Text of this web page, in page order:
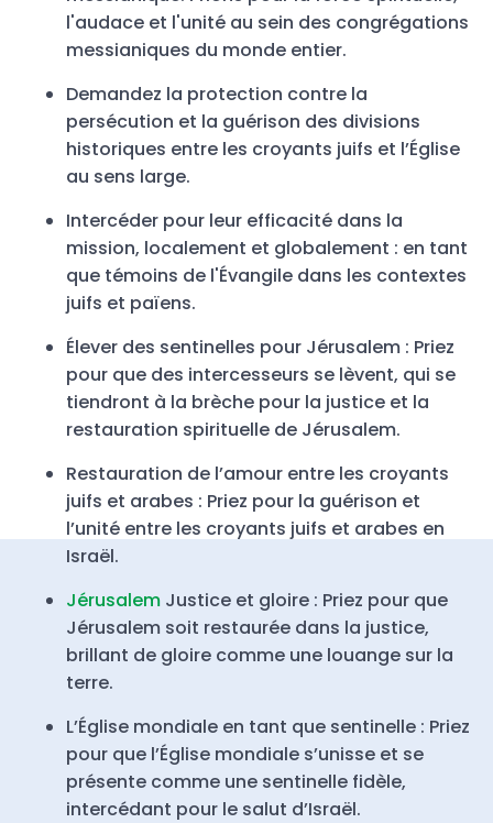
l'audace et l'unité au sein des congrégations
messianiques du monde entier.
Demandez la protection contre la
persécution et la guérison des divisions
historiques entre les croyants juifs et l’Église
au sens large.
Intercéder pour leur efficacité dans la
mission, localement et globalement : en tant
que témoins de l'Évangile dans les contextes
juifs et païens.
Élever des sentinelles pour Jérusalem : Priez
pour que des intercesseurs se lèvent, qui se
tiendront à la brèche pour la justice et la
restauration spirituelle de Jérusalem.
Restauration de l’amour entre les croyants
juifs et arabes : Priez pour la guérison et
l’unité entre les croyants juifs et arabes en
Israël.
Jérusalem Justice et gloire : Priez pour que
Jérusalem soit restaurée dans la justice,
brillant de gloire comme une louange sur la
terre.
L’Église mondiale en tant que sentinelle : Priez
pour que l’Église mondiale s’unisse et se
présente comme une sentinelle fidèle,
intercédant pour le salut d’Israël.